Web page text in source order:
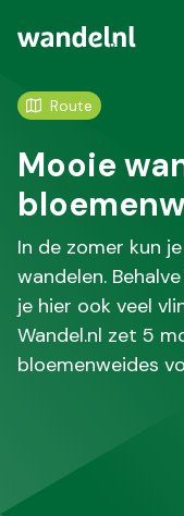
Route
Mooie
In de zomer kun
wandelen.
je hier ook veel
Wandel.nl zet 5
bloemenweides